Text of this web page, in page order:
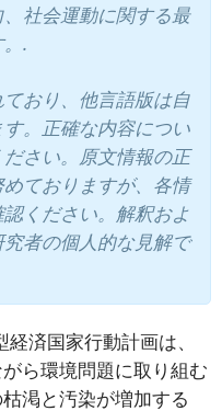
社会運動に関する最
.
おり、他言語版は自
。正確な内容につい
さい。原文情報の正
ておりますが、各情
ください。解釈およ
者の個人的な見解で
済国家行動計画は、
ら環境問題に取り組む
渇と汚染が増加する